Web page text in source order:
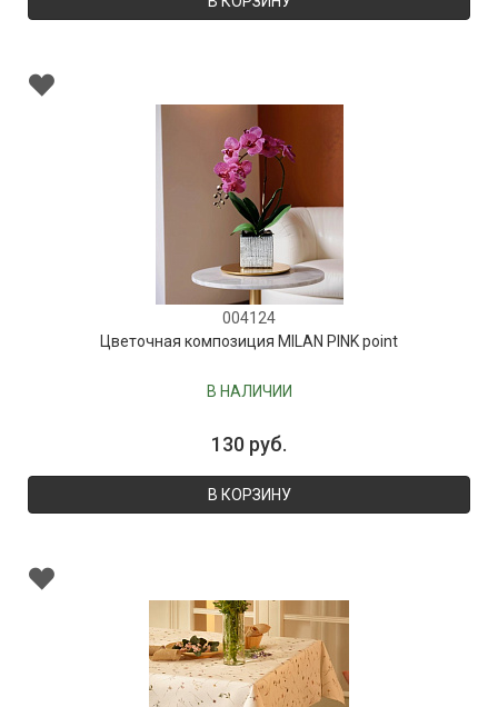
004124
Цветочная композиция MILAN PINK point
В НАЛИЧИИ
130 руб.
В КОРЗИНУ